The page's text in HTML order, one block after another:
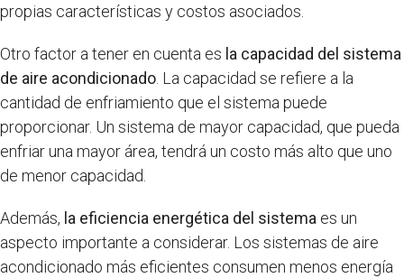
propias características y costos asociados.
Otro factor a tener en cuenta es la capacidad del sistema
de aire acondicionado . La capacidad se refiere a la
cantidad de enfriamiento que el sistema puede
proporcionar. Un sistema de mayor capacidad, que pueda
enfriar una mayor área, tendrá un costo más alto que uno
de menor capacidad.
Además, la eficiencia energética del sistema es un
aspecto importante a considerar. Los sistemas de aire
acondicionado más eficientes consumen menos energía